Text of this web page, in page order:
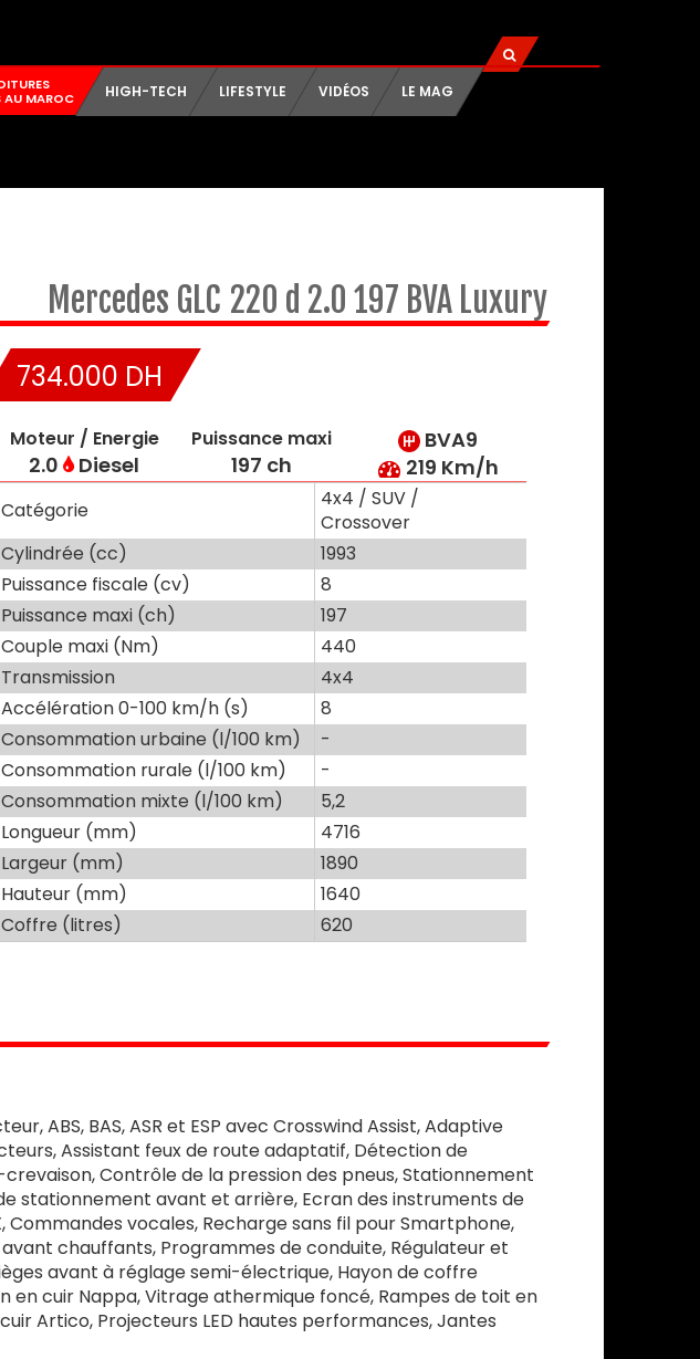
AU MAROC
HIGH-TECH LIFESTYLE VIDÉOS LE MAG
Mercedes GLC 220 d 2.0 197 BVA Luxury
734.000 DH
Moteur / Energie
2.0 Diesel
Puissance maxi
197 ch
BVA9
219 Km/h
Catégorie
4x4 / SUV /
Crossover
Cylindrée (cc)
1993
Puissance fiscale (cv)
8
Puissance maxi (ch)
197
Couple maxi (Nm)
440
Transmission
4x4
Accélération 0-100 km/h (s)
8
Consommation urbaine (l/100 km)
-
Consommation rurale (l/100 km)
-
Consommation mixte (l/100 km)
5,2
Longueur (mm)
4716
Largeur (mm)
1890
Hauteur (mm)
1640
Coffre (litres)
620
ABS, BAS, ASR et ESP avec Crosswind Assist, Adaptive
Assistant feux de route adaptatif, Détection de
Contrôle de la pression des pneus, Stationnement
stationnement avant et arrière, Ecran des instruments de
Commandes vocales, Recharge sans fil pour Smartphone,
chauffants, Programmes de conduite, Régulateur et
avant à réglage semi-électrique, Hayon de coffre
cuir Nappa, Vitrage athermique foncé, Rampes de toit en
Artico, Projecteurs LED hautes performances, Jantes